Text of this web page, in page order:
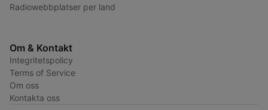
Radiowebbplatser per land
Om & Kontakt
Integritetspolicy
Terms of Service
Om oss
Kontakta oss